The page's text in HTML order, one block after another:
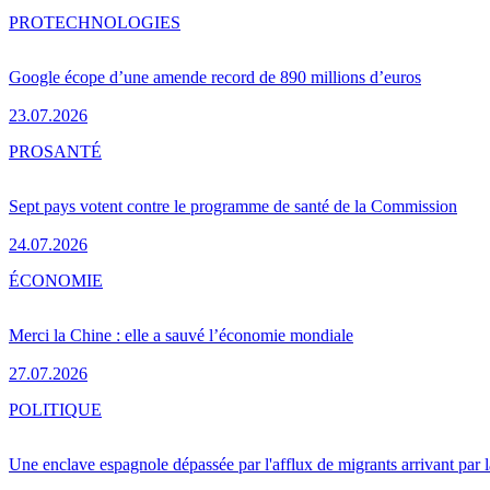
Google écope d’une amende record de 890 millions d’euros
23.07.2026
PROTECHNOLOGIES
Sept pays votent contre le programme de santé de la Commission
24.07.2026
PROSANTÉ
Merci la Chine : elle a sauvé l’économie mondiale
27.07.2026
ÉCONOMIE
Une enclave espagnole dépassée par l'afflux de migrants arrivant par
POLITIQUE